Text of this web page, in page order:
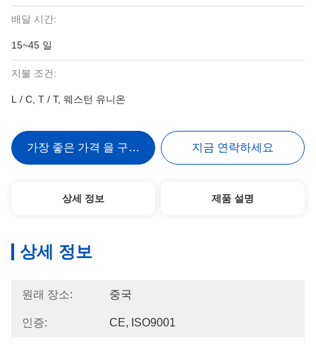
배달 시간:
15~45 일
지불 조건:
L / C, T / T, 웨스턴 유니온
가장 좋은 가격 을 구하라 지금 연락하세요
상세 정보 제품 설명
상세 정보
원래 장소: 중국
인증: CE, ISO9001